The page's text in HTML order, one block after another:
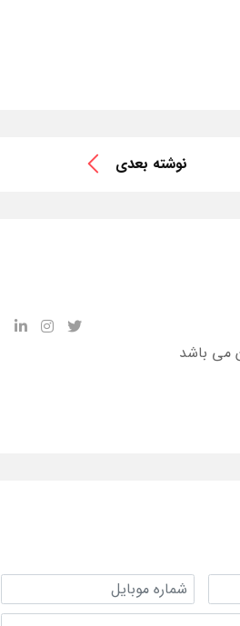
نوشته بعدی
می باشد